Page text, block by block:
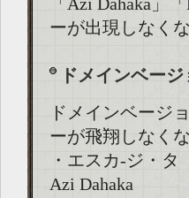
「Azi Dahaka」
ーが出現しなく
ドメインベー
ドメインベージ
ーが飛翔しなく
・エスカ-ジ・タ
Azi Dahaka